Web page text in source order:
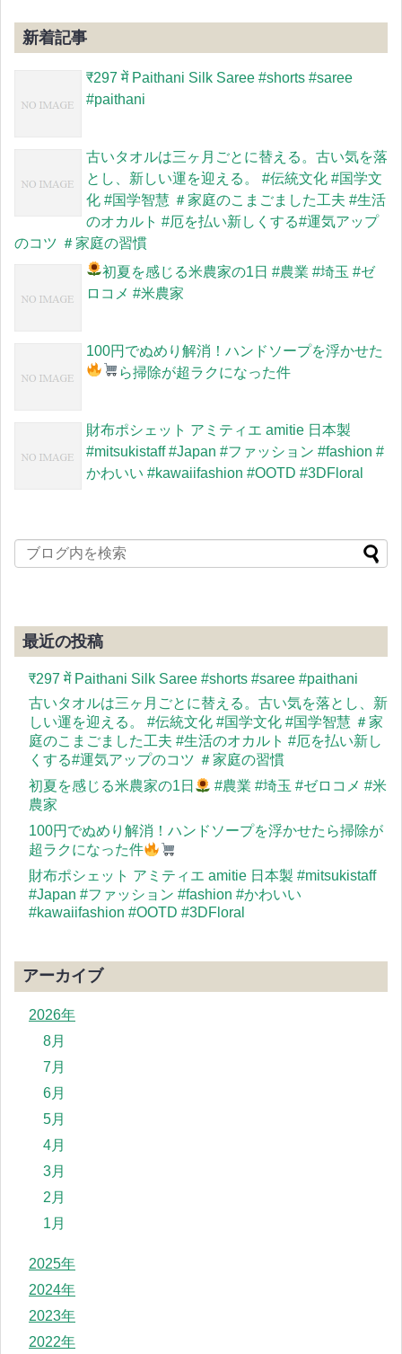
新着記事
​₹297 में Paithani Silk Saree #shorts #saree
#paithani
古いタオルは三ヶ月ごとに替える。古い気を落
とし、新しい運を迎える。 #伝統文化 #国学文
化 #国学智慧 ＃家庭のこまごました工夫 #生活
のオカルト #厄を払い新しくする#運気アップ
のコツ ＃家庭の習慣
初夏を感じる米農家の1日 #農業 #埼玉 #ゼ
ロコメ #米農家
100円でぬめり解消！ハンドソープを浮かせた
ら掃除が超ラクになった件
財布ポシェット アミティエ amitie 日本製
#mitsukistaff #Japan #ファッション #fashion #
かわいい #kawaiifashion #OOTD #3DFloral
最近の投稿
​₹297 में Paithani Silk Saree #shorts #saree #paithani
古いタオルは三ヶ月ごとに替える。古い気を落とし、新
しい運を迎える。 #伝統文化 #国学文化 #国学智慧 ＃家
庭のこまごました工夫 #生活のオカルト #厄を払い新し
くする#運気アップのコツ ＃家庭の習慣
初夏を感じる米農家の1日
#農業 #埼玉 #ゼロコメ #米
農家
100円でぬめり解消！ハンドソープを浮かせたら掃除が
超ラクになった件
財布ポシェット アミティエ amitie 日本製 #mitsukistaff
#Japan #ファッション #fashion #かわいい
#kawaiifashion #OOTD #3DFloral
アーカイブ
2026年
8月
7月
6月
5月
4月
3月
2月
1月
2025年
2024年
2023年
2022年